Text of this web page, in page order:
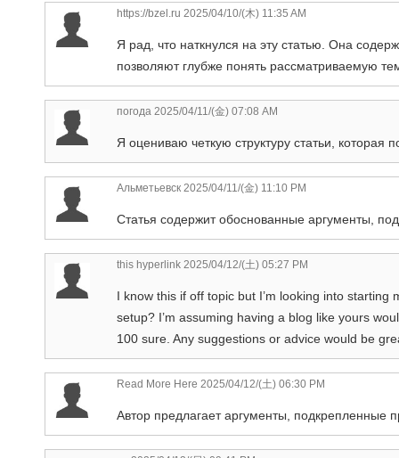
https://bzel.ru 2025/04/10/(木) 11:35 AM
Я рад, что наткнулся на эту статью. Она
позволяют глубже понять рассматриваемую
погода 2025/04/11/(金) 07:08 AM
Я оцениваю четкую структуру статьи, которая
Альметьевск 2025/04/11/(金) 11:10 PM
Статья содержит обоснованные аргументы,
this hyperlink 2025/04/12/(土) 05:27 PM
I know this if off topic but I’m looking into
setup? I’m assuming having a blog like yours
100 sure. Any suggestions or advice would be
Read More Here 2025/04/12/(土) 06:30 PM
Автор предлагает аргументы, подкрепленные